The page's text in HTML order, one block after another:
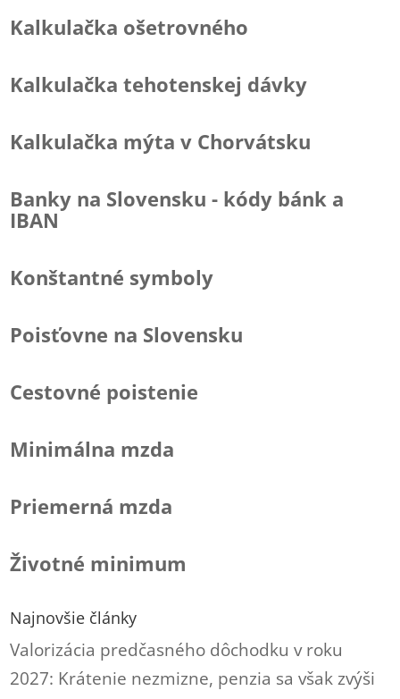
Kalkulačka ošetrovného
Kalkulačka tehotenskej dávky
Kalkulačka mýta v Chorvátsku
Banky na Slovensku - kódy bánk a
IBAN
Konštantné symboly
Poisťovne na Slovensku
Cestovné poistenie
Minimálna mzda
Priemerná mzda
Životné minimum
Najnovšie články
Valorizácia predčasného dôchodku v roku
2027: Krátenie nezmizne, penzia sa však zvýši